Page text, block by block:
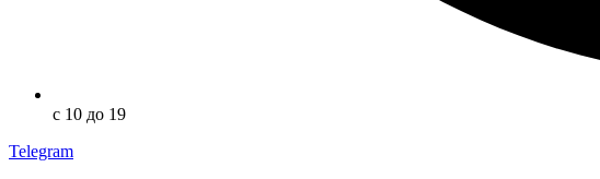
с 10 до 19
Telegram